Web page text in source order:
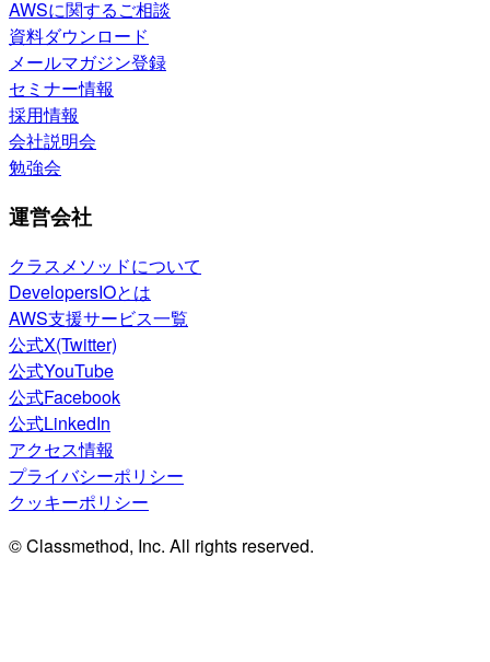
AWSに関するご相談
資料ダウンロード
メールマガジン登録
セミナー情報
採用情報
会社説明会
勉強会
運営会社
クラスメソッドについて
DevelopersIOとは
AWS支援サービス一覧
公式X(Twitter)
公式YouTube
公式Facebook
公式LinkedIn
アクセス情報
プライバシーポリシー
クッキーポリシー
© Classmethod, Inc. All rights reserved.